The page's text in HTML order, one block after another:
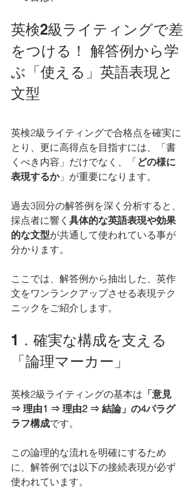
英検2級ライティングで差
をつける！ 解答例から学
ぶ「使える」英語表現と
文型
英検2級ライティングで合格点を確実に
とり、更に高得点を目指すには、「書
くべき内容」だけでなく、「どの様に
表現するか」が重要になります。
過去3回分の解答例を深く分析すると、
採点者に響く 具体的な英語表現や効果
的な文型が共通して使われている事が
分かります。
ここでは、解答例から抽出した、英作
文をワンランクアップさせる表現テク
ニックをご紹介します。
1．確実な構成を支える
「論理マーカー」
英検2級ライティングの基本は 「意見
⇒ 理由1 ⇒ 理由2 ⇒ 結論」の4パラグ
ラフ構成です。
この論理的な流れを明確にするため
に、解答例では以下の接続表現が必ず
使われています。